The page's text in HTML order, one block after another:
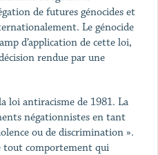
de futures génocides et
Le génocide
d’application de cette loi,
rendue par une
loi antiracisme de 1981. La
négationnistes en tant
ou de discrimination ».
tout comportement qui